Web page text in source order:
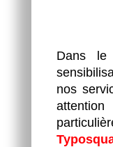
Dans le
nos